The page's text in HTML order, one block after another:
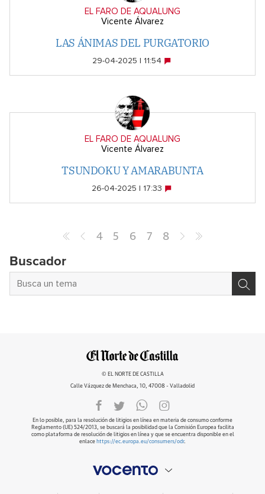
EL FARO DE AQUALUNG
Vicente Álvarez
LAS ÁNIMAS DEL PURGATORIO
29-04-2025 | 11:54
EL FARO DE AQUALUNG
Vicente Álvarez
TSUNDOKU Y AMARABUNTA
26-04-2025 | 17:33
4 5 6 7 8
Buscador
© EL NORTE DE CASTILLA
Calle Vázquez de Menchaca, 10, 47008 - Valladolid
En lo posible, para la resolución de litigios en línea en materia de consumo conforme
Reglamento (UE) 524/2013, se buscará la posibilidad que la Comisión Europea facilita
como plataforma de resolución de litigios en línea y que se encuentra disponible en el
enlace https://ec.europa.eu/consumers/odr.